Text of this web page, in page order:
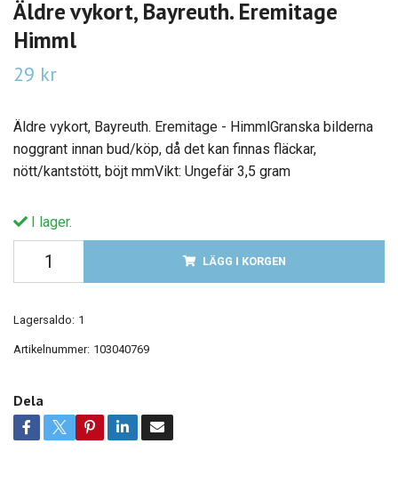
Äldre vykort, Bayreuth. Eremitage
Himml
29 kr
Äldre vykort, Bayreuth. Eremitage - HimmlGranska bilderna
noggrant innan bud/köp, då det kan finnas fläckar,
nött/kantstött, böjt mmVikt: Ungefär 3,5 gram
I lager.
LÄGG I KORGEN
Lagersaldo: 1
Artikelnummer: 103040769
Dela